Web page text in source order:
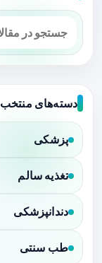
دسته‌های منتخب
پزشکی
تغذیه سالم
دندانپزشکی
طب سنتی